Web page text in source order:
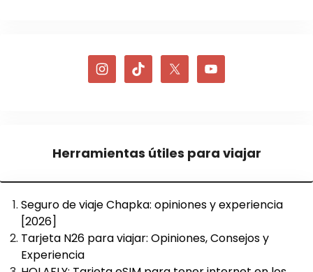
Herramientas útiles para viajar
Seguro de viaje Chapka: opiniones y experiencia
[2026]
Tarjeta N26 para viajar: Opiniones, Consejos y
Experiencia